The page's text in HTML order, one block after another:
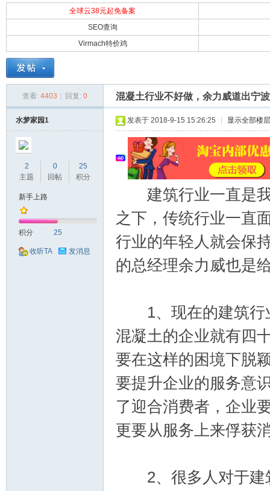
›
全球云38元起免备案
SEO查询
Virmach特价鸡
查看: 4403 回复: 0 混凝土行业不好做，余力威道出宁
水梦家园1
2
主题
0
回帖
25
积分
新手上路
积分 25
收听TA 发消息
发表于 2018-9-15 15:26:25 显示全部楼层
建筑行业一直是我
之下，传统行业一直
行业的年轻人就会保
的总经理余力威也是
1、现在的建筑行
混凝土的企业就有四
要在这样的困境下脱
要提升企业的服务意
了迎合消费者，企业
更要从服务上来俘获
2、很多人对于建